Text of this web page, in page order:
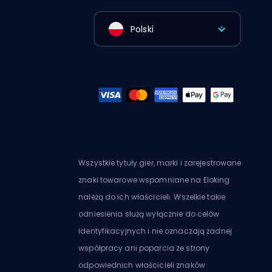
Polski
Wszystkie tytuły gier, marki i zarejestrowane
znaki towarowe wspomniane na Eloking
należą do ich właścicieli. Wszelkie takie
odniesienia służą wyłącznie do celów
identyfikacyjnych i nie oznaczają żadnej
współpracy ani poparcia ze strony
odpowiednich właścicieli znaków